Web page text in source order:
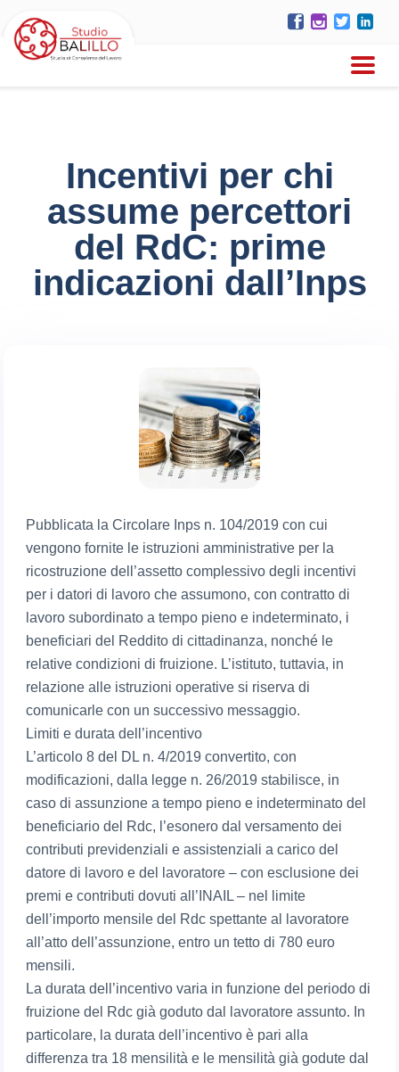
Incentivi per chi
assume percettori
del RdC: prime
indicazioni dall’Inps
Pubblicata la Circolare Inps n. 104/2019 con cui
vengono fornite le istruzioni amministrative per la
ricostruzione dell’assetto complessivo degli incentivi
per i datori di lavoro che assumono, con contratto di
lavoro subordinato a tempo pieno e indeterminato, i
beneficiari del Reddito di cittadinanza, nonché le
relative condizioni di fruizione. L’istituto, tuttavia, in
relazione alle istruzioni operative si riserva di
comunicarle con un successivo messaggio.
Limiti e durata dell’incentivo
L’articolo 8 del DL n. 4/2019 convertito, con
modificazioni, dalla legge n. 26/2019 stabilisce, in
caso di assunzione a tempo pieno e indeterminato del
beneficiario del Rdc, l’esonero dal versamento dei
contributi previdenziali e assistenziali a carico del
datore di lavoro e del lavoratore – con esclusione dei
premi e contributi dovuti all’INAIL – nel limite
dell’importo mensile del Rdc spettante al lavoratore
all’atto dell’assunzione, entro un tetto di 780 euro
mensili.
La durata dell’incentivo varia in funzione del periodo di
fruizione del Rdc già goduto dal lavoratore assunto. In
particolare, la durata dell’incentivo è pari alla
differenza tra 18 mensilità e le mensilità già godute dal